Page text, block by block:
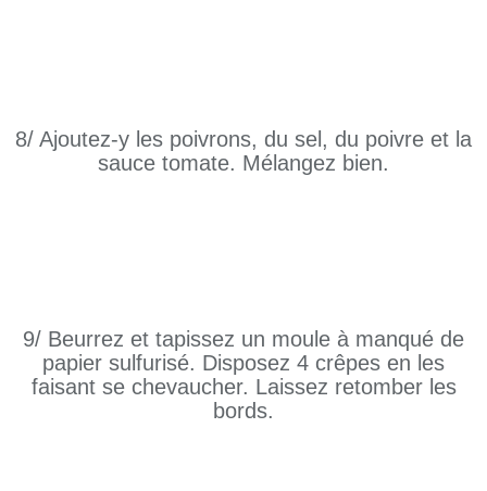
8/ Ajoutez-y les poivrons, du sel, du poivre et la
sauce tomate. Mélangez bien.
9/ Beurrez et tapissez un moule à manqué de
papier sulfurisé. Disposez 4 crêpes en les
faisant se chevaucher. Laissez retomber les
bords.